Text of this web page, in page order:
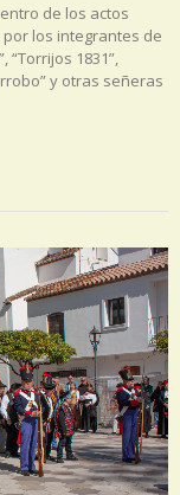
de los actos
los integrantes de
“Torrijos 1831”,
y otras señeras